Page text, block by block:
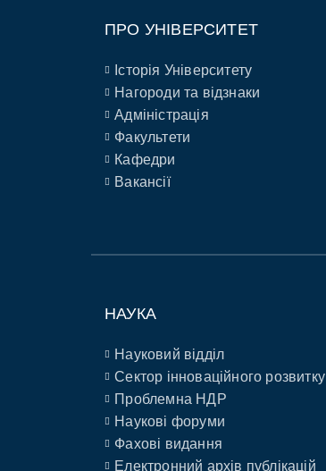
ПРО УНІВЕРСИТЕТ
Історія Університету
Нагороди та відзнаки
Адміністрація
Факультети
Кафедри
Вакансії
НАУКА
Науковий відділ
Сектор інноваційного розвитку
Проблемна НДР
Наукові форуми
Фахові видання
Електронний архів публікацій